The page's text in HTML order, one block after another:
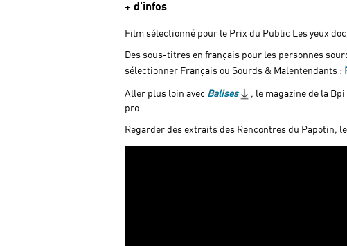
+ d'infos
Film sélectionné pour le Prix du Public Les yeux doc
Des sous-titres en français pour les personnes
sélectionner Français ou Sourds & Malentendants :
Aller plus loin avec Balises , le magazine de la
pro.
Regarder des extraits des Rencontres du Papotin,